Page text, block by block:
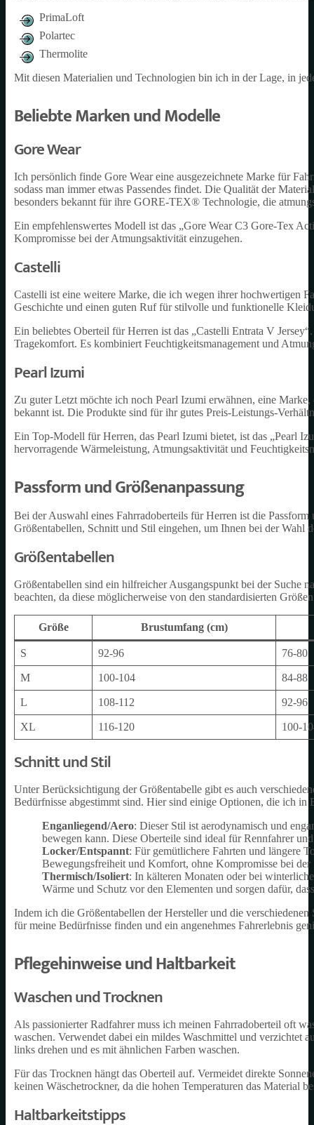
PrimaLoft
Polartec
Thermolite
Mit diesen Materialien und Technologien bin ich in der Lage, in
Beliebte Marken und Modelle
Gore Wear
Ich persönlich finde Gore Wear eine ausgezeichnete Marke für
sodass man immer etwas Passendes findet. Die Qualität der
besonders bekannt für ihre GORE-TEX® Technologie, die
Ein empfehlenswertes Modell ist das „Gore Wear C3 Gore-Tex
Kompromisse bei der Atmungsaktivität einzugehen.
Castelli
Castelli ist eine weitere Marke, die ich wegen ihrer hochwertigen
Geschichte und einen guten Ruf für stilvolle und funktionelle
Ein beliebtes Oberteil für Herren ist das „Castelli Entrata V
Tragekomfort. Es kombiniert Feuchtigkeitsmanagement und
Pearl Izumi
Zu guter Letzt möchte ich noch Pearl Izumi erwähnen, eine
bekannt ist. Die Produkte sind für ihr gutes Preis-Leistungs-
Ein Top-Modell für Herren, das Pearl Izumi bietet, ist das „Pearl
hervorragende Wärmeleistung, Atmungsaktivität und
Passform und Größenanpassung
Bei der Auswahl eines Fahrradoberteils für Herren ist die
Größentabellen, Schnitt und Stil eingehen, um Ihnen bei der Wahl
Größentabellen
Größentabellen sind ein hilfreicher Ausgangspunkt bei der Suche
beachten, da diese möglicherweise von den standardisierten
Größe Brustumfang (cm)
S 92-96 76-80
M 100-104 84-88
L 108-112 92-96
XL 116-120 100-
Schnitt und Stil
Unter Berücksichtigung der Größentabelle gibt es auch
Bedürfnisse abgestimmt sind. Hier sind einige Optionen, die ich in
Enganliegend/Aero: Dieser Stil ist aerodynamisch und
bewegen kann. Diese Oberteile sind ideal für Rennfahrer
Locker/Entspannt: Für gemütlichere Fahrten und längere
Bewegungsfreiheit und Komfort, ohne Kompromisse bei der
Thermisch/Isoliert: In kälteren Monaten oder bei
Wärme und Schutz vor den Elementen und sorgen dafür,
Indem ich die Größentabellen der Hersteller und die
für meine Bedürfnisse finden und ein angenehmes Fahrerlebnis
Pflegehinweise und Haltbarkeit
Waschen und Trocknen
Als passionierter Radfahrer muss ich meinen Fahrradoberteil oft
waschen. Verwendet dabei ein mildes Waschmittel und verzichtet
links drehen und es mit ähnlichen Farben waschen.
Für das Trocknen hängt das Oberteil auf. Vermeidet direkte
keinen Wäschetrockner, da die hohen Temperaturen das Material
Haltbarkeitstipps